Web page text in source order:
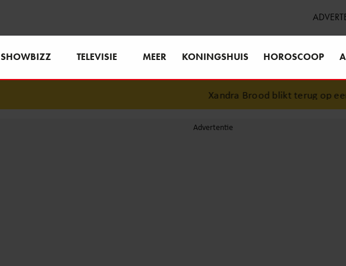
SHOWBIZZ TELEVISIE MEER KONINGSHUIS HOROSCOOP
Xandra Brood blikt terug op